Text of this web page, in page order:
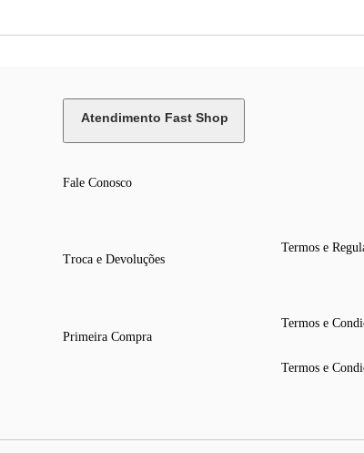
Atendimento Fast Shop
Fale Conosco
Troca e Devoluções
Primeira Compra
Termos e
Termos e
Termos e